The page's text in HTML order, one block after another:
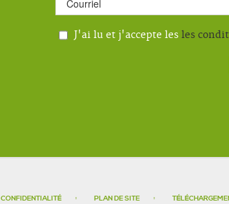
J'ai lu et j'accepte les les
CONFIDENTIALITÉ PLAN DE SITE